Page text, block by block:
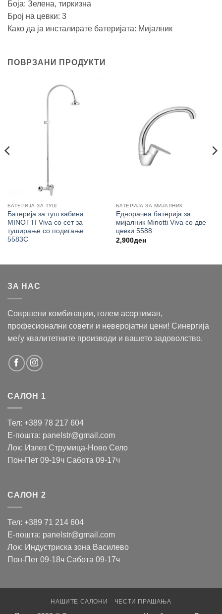
Боја: Зелена, тиркизна
Број на цевки: 3
Како да ја инсталирате батеријата: Мијалник
ПОВРЗАНИ ПРОДУКТИ
БАТЕРИЈА ЗА ТУШ
Батерија за туш кабина
MINOTTI Viva со сет за
туширање со подигање
5583C
БАТЕРИЈА ЗА МИЈАЛНИК
Еднорачна батерија за
мијалник Minotti Viva со две
цевки 5588
2,900ден
ЗА НАС
Совршени комбинации, голем асортиман,
професионални совети и неверојатни цени! Синергија
меѓу квалитетните производи и вашето задоволство.
САЛОН 1
Тел: +389 78 217 604
Е-пошта: panelstr@gmail.com
Лок: Излез Струмица-Ново Село
Пон-Пет 09-19ч Сабота 09-17ч
САЛОН 2
Тел: +389 71 214 604
Е-пошта: panelstr@gmail.com
Лок: Индустриска зона Василево
Пон-Пет 09-18ч Сабота 09-17ч
НАШИТЕ САЛОНИ ЧЕСТИ ПРАШАЊА